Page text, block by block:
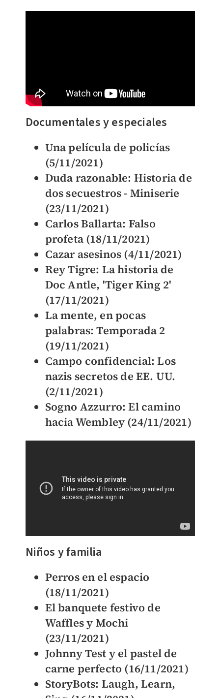
Documentales y especiales
Una película de policías
(5/11/2021)
Duda razonable: Historia de
dos secuestros - Miniserie
(23/11/2021)
Carlos Ballarta: Falso
profeta (18/11/2021)
Cazar asesinos (4/11/2021)
Rey Tigre: La historia de
Doc Antle, 'Tiger King 2'
(17/11/2021)
La mente, en pocas
palabras: Temporada 2
(19/11/2021)
Campo confidencial: Los
nazis secretos de EE. UU.
(2/11/2021)
Sogno Azzurro: El camino
hacia Wembley (24/11/2021)
Niños y familia
Perros en el espacio
(18/11/2021)
El banquete festivo de
Waffles y Mochi
(23/11/2021)
Johnny Test y el pastel de
carne perfecto (16/11/2021)
StoryBots: Laugh, Learn,